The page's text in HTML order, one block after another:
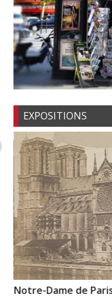
EXPOSITIONS
Notre-Dame de